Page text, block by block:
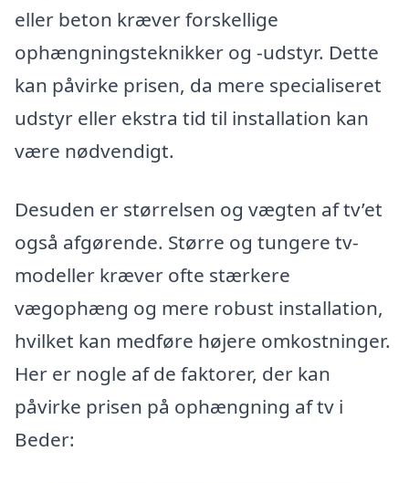
eller beton kræver forskellige
ophængningsteknikker og -udstyr. Dette
kan påvirke prisen, da mere specialiseret
udstyr eller ekstra tid til installation kan
være nødvendigt.
Desuden er størrelsen og vægten af tv’et
også afgørende. Større og tungere tv-
modeller kræver ofte stærkere
vægophæng og mere robust installation,
hvilket kan medføre højere omkostninger.
Her er nogle af de faktorer, der kan
påvirke prisen på ophængning af tv i
Beder: